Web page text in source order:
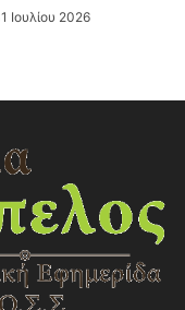
Ιουλίου 2026